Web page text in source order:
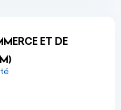
ET DE